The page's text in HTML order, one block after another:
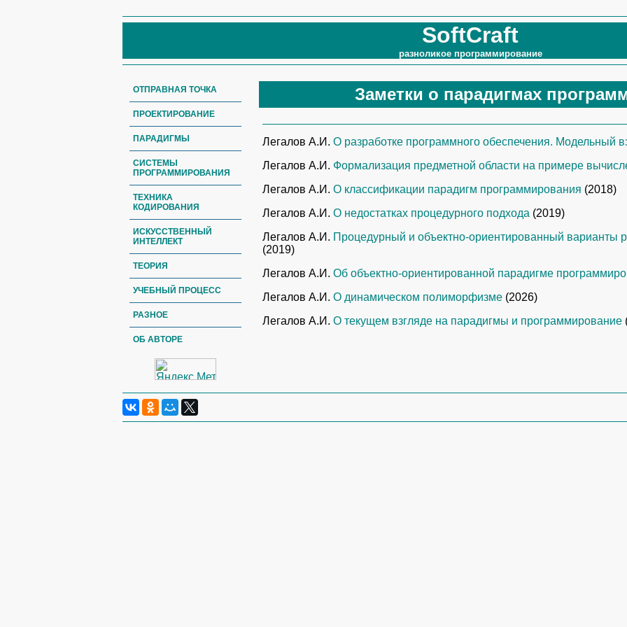
SoftCraft
разноликое программирование
ОТПРАВНАЯ ТОЧКА
ПРОЕКТИРОВАНИЕ
ПАРАДИГМЫ
СИСТЕМЫ
ПРОГРАММИРОВАНИЯ
ТЕХНИКА
КОДИРОВАНИЯ
ИСКУССТВЕННЫЙ
ИНТЕЛЛЕКТ
ТЕОРИЯ
УЧЕБНЫЙ ПРОЦЕСС
РАЗНОЕ
ОБ АВТОРЕ
Заметки о парадигмах
Легалов А.И. О разработке программного обеспечения. Модельный
Легалов А.И. Формализация предметной области на примере
Легалов А.И. О классификации парадигм программирования (2018)
Легалов А.И. О недостатках процедурного подхода (2019)
Легалов А.И. Процедурный и объектно-ориентированный варианты
(2019)
Легалов А.И. Об объектно-ориентированной парадигме
Легалов А.И. О динамическом полиморфизме (2026)
Легалов А.И. О текущем взгляде на парадигмы и программирование